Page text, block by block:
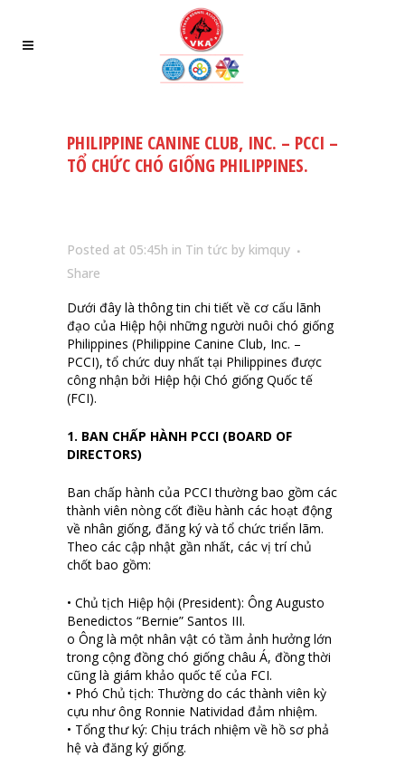
PHILIPPINE CANINE CLUB, INC. – PCCI –
TỔ CHỨC CHÓ GIỐNG PHILIPPINES.
Posted at 05:45h in Tin tức by kimquy
Share
Dưới đây là thông tin chi tiết về cơ cấu lãnh
đạo của Hiệp hội những người nuôi chó giống
Philippines (Philippine Canine Club, Inc. –
PCCI), tổ chức duy nhất tại Philippines được
công nhận bởi Hiệp hội Chó giống Quốc tế
(FCI).
1. BAN CHẤP HÀNH PCCI (BOARD OF
DIRECTORS)
Ban chấp hành của PCCI thường bao gồm các
thành viên nòng cốt điều hành các hoạt động
về nhân giống, đăng ký và tổ chức triển lãm.
Theo các cập nhật gần nhất, các vị trí chủ
chốt bao gồm:
• Chủ tịch Hiệp hội (President): Ông Augusto
Benedictos “Bernie” Santos III.
o Ông là một nhân vật có tầm ảnh hưởng lớn
trong cộng đồng chó giống châu Á, đồng thời
cũng là giám khảo quốc tế của FCI.
• Phó Chủ tịch: Thường do các thành viên kỳ
cựu như ông Ronnie Natividad đảm nhiệm.
• Tổng thư ký: Chịu trách nhiệm về hồ sơ phả
hệ và đăng ký giống.